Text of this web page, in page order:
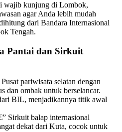
wajib kunjung di Lombok,
agar Anda lebih mudah
dari Bandara Internasional
Tengah.
Pantai dan Sirkuit
Pusat pariwisata selatan dengan
dan ombak untuk berselancar.
BIL, menjadikannya titik awal
Sirkuit balap internasional
dekat dari Kuta, cocok untuk